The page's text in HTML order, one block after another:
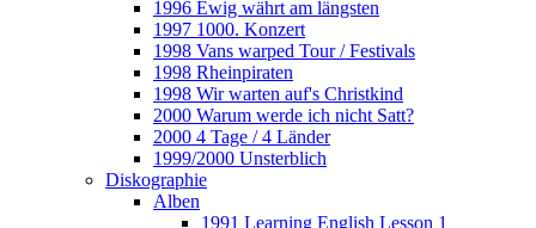
1996 Ewig währt am längsten
1997 1000. Konzert
1998 Vans warped Tour / Festivals
1998 Rheinpiraten
1998 Wir warten auf's Christkind
2000 Warum werde ich nicht Satt?
2000 4 Tage / 4 Länder
1999/2000 Unsterblich
Diskographie
Alben
1991 Learning English Lesson 1